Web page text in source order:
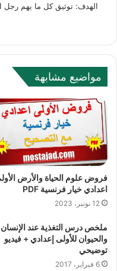
الهدف: توثيق كل ما يهم رجل
مواضيع مشابهة
فروض علوم الحياة والأرض
اعدادي خيار فرنسية PDF
12 نونبر، 2023
ملخص درس التغذية عند الإنسان
والحيوان للأولى إعدادي + فيديو
توضيحي
6 فبراير، 2017